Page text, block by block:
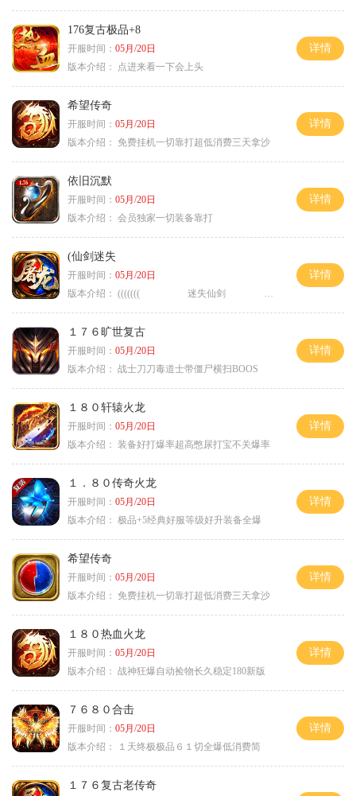
176复古极品+8
开服时间： 05月/20日
版本介绍：
点进来看一下会上头
详情
希望传奇
开服时间： 05月/20日
版本介绍： 免费挂机一切靠打超低消费三天拿沙
详情
依旧沉默
开服时间： 05月/20日
版本介绍： 会员独家一切装备靠打
详情
(仙剑迷失
开服时间： 05月/20日
版本介绍： ((((((( 迷失仙剑 )))))
详情
１７６旷世复古
开服时间： 05月/20日
版本介绍： 战士刀刀毒道士带僵尸横扫BOOS
详情
１８０轩辕火龙
开服时间： 05月/20日
版本介绍： 装备好打爆率超高憋尿打宝不关爆率
详情
１．８０传奇火龙
开服时间： 05月/20日
版本介绍： 极品+5经典好服等级好升装备全爆
详情
希望传奇
开服时间： 05月/20日
版本介绍： 免费挂机一切靠打超低消费三天拿沙
详情
１８０热血火龙
开服时间： 05月/20日
版本介绍： 战神狂爆自动捡物长久稳定180新版
详情
７６８０合击
开服时间： 05月/20日
版本介绍：
１天终极极品６１切全爆低消费简
详情
１７６复古老传奇